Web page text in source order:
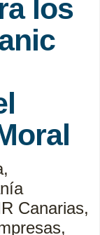
los
Canarias,